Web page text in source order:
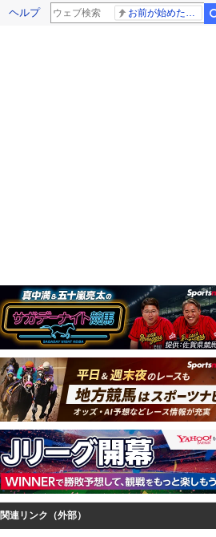
ヘルプ
関連リンク（外部）